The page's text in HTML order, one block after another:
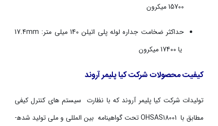
15700 میکرون
حداکثر ضخامت جداره لوله پلی اتیلن 140 میلی متر:
17.4mm
یا 17400 میکرون
کیفیت محصولات شرکت کیا پلیمر آروند
تولیدات شرکت کیا پلیمر آروند که با نظارت سیستم های کنترل کیفی
مطابق با OHSAS18001تحت گواهینامه بین المللی و ملی تولید شده­